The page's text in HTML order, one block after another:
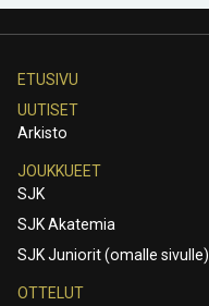
ETUSIVU
UUTISET
Arkisto
JOUKKUEET
SJK
SJK Akatemia
SJK Juniorit (omalle sivulle)
OTTELUT